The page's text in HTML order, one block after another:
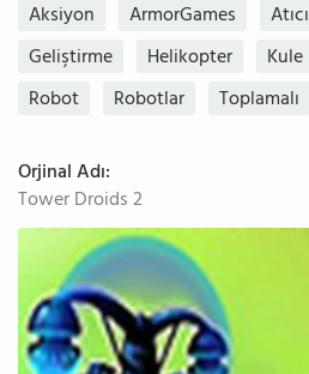
Aksiyon
ArmorGames Atıcı
Geliştirme
Helikopter Kule
Robot
Robotlar Toplamalı
Orjinal Adı:
Tower Droids 2